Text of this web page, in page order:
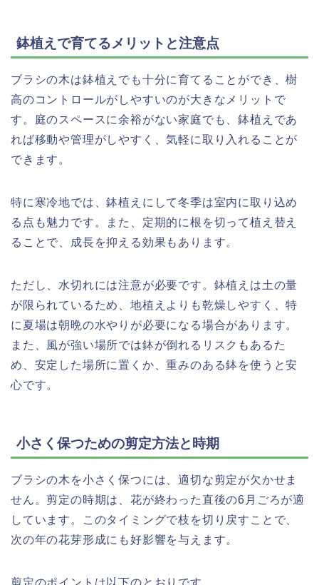
鉢植えで育てるメリットと注意点
ブラシの木は鉢植えでも十分に育てることができ、樹
高のコントロールがしやすいのが大きなメリットで
す。庭のスペースに余裕がない家庭でも、鉢植えであ
れば移動や管理がしやすく、気軽に取り入れることが
できます。
特に寒冷地では、鉢植えにして冬季は室内に取り込め
る点も魅力です。また、定期的に根を切って植え替え
ることで、成長を抑える効果もあります。
ただし、水切れには注意が必要です。鉢植えは土の量
が限られているため、地植えよりも乾燥しやすく、特
に夏場は朝晩の水やりが必要になる場合があります。
また、風が強い場所では鉢が倒れるリスクもあるた
め、安定した場所に置くか、重みのある鉢を使うと安
心です。
小さく保つための剪定方法と時期
ブラシの木を小さく保つには、適切な剪定が欠かせま
せん。剪定の時期は、花が終わった直後の6月ごろが適
しています。このタイミングで枝を切り戻すことで、
次の年の花芽形成にも好影響を与えます。